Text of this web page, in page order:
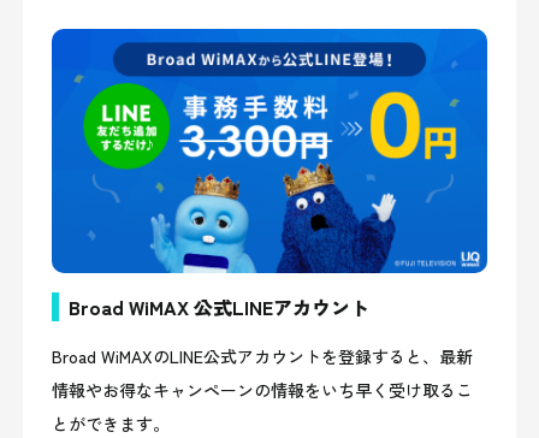
Broad WiMAX 公式LINEアカウント
Broad WiMAXのLINE公式アカウントを登録すると、最新
情報やお得なキャンペーンの情報をいち早く受け取るこ
とができます。